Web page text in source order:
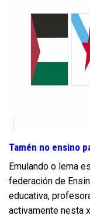
Tamén no ensino
Emulando o lema
federación de
educativa,
activamente nesta